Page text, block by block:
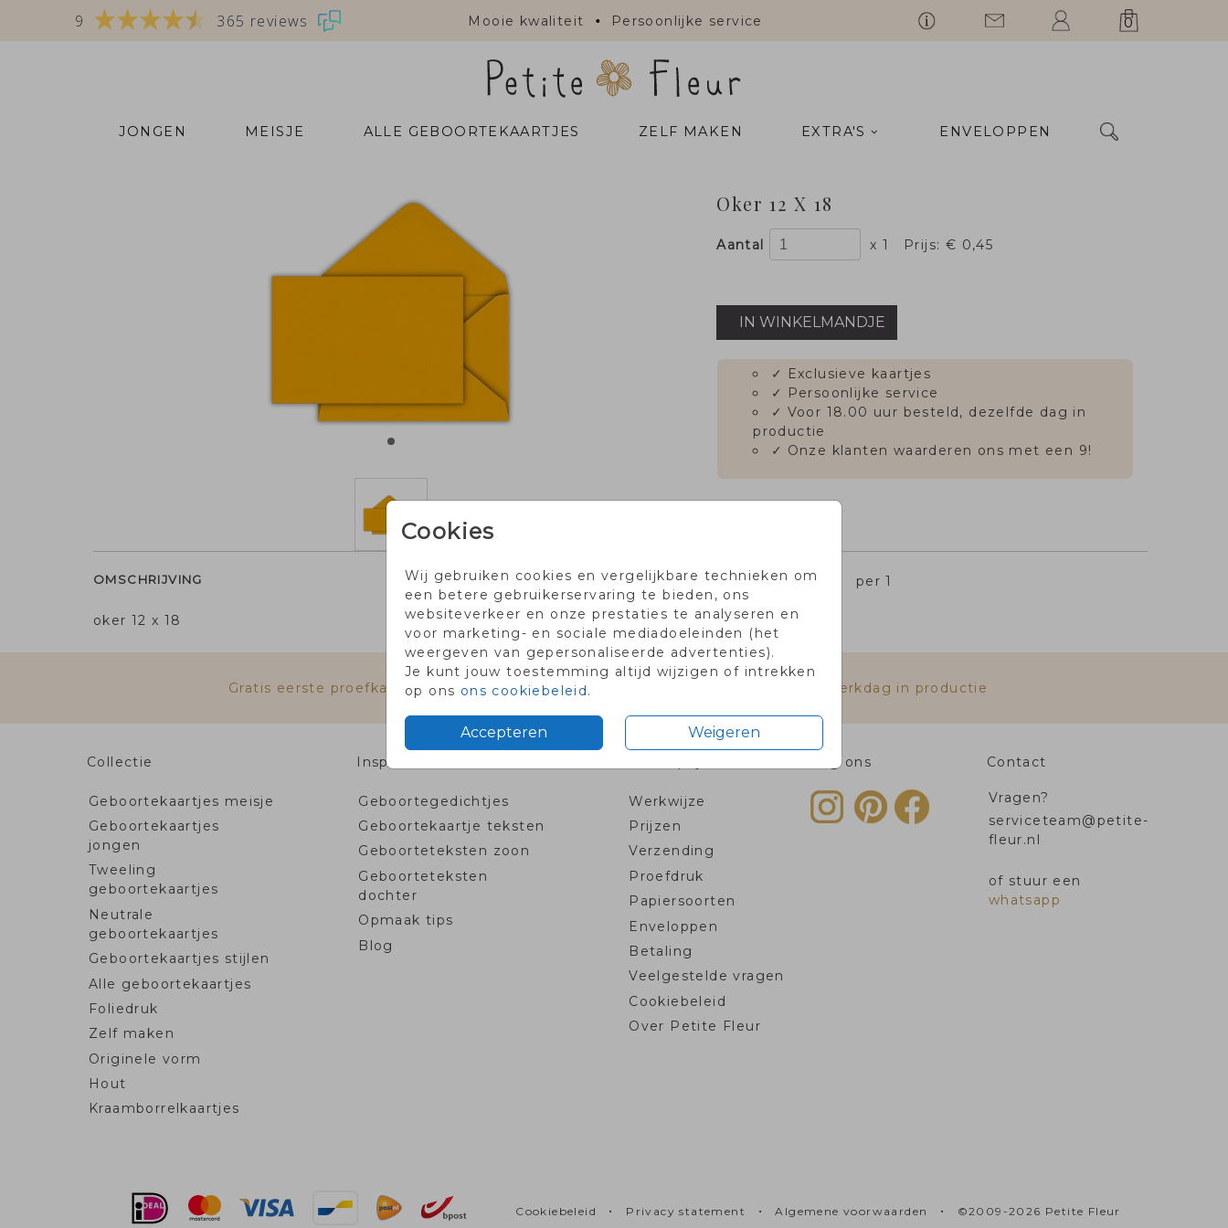
9 365 reviews Mooie kwaliteit Persoonlijke service 0
JONGEN MEISJE ALLE GEBOORTEKAARTJES ZELF MAKEN EXTRA'S ENVELOPPEN
Cookies
Wij gebruiken cookies en vergelijkbare technieken om
een betere gebruikerservaring te bieden, ons
websiteverkeer en onze prestaties te analyseren en
voor marketing- en sociale mediadoeleinden (het
weergeven van gepersonaliseerde advertenties).
Je kunt jouw toestemming altijd wijzigen of intrekken
op ons ons cookiebeleid.
Accepteren Weigeren
Oker 12 X 18
Aantal x 1 Prijs: € 0,45
IN WINKELMANDJE
✓
Exclusieve kaartjes
✓
Persoonlijke service
✓ Voor 18.00 uur besteld, dezelfde dag in
productie
✓ Onze klanten waarderen ons met een 9!
OMSCHRIJVING
oker 12 x 18
Prijs:€ 0,45 per 1
Gratis eerste proefkaartje met code PROEF2026 Voor 18.00 besteld dezelfde werkdag in productie
Collectie
Geboortekaartjes meisje
Geboortekaartjes
jongen
Tweeling
geboortekaartjes
Neutrale
geboortekaartjes
Geboortekaartjes stijlen
Alle geboortekaartjes
Foliedruk
Zelf maken
Originele vorm
Hout
Kraamborrelkaartjes
Inspiratie
Geboortegedichtjes
Geboortekaartje teksten
Geboorteteksten zoon
Geboorteteksten
dochter
Opmaak tips
Blog
Werkwijze
Prijzen
Verzending
Proefdruk
Papiersoorten
Enveloppen
Betaling
Veelgestelde vragen
Cookiebeleid
Over Petite Fleur
Volg ons Contact
Vragen?
serviceteam@petite-
fleur.nl
of stuur een
whatsapp
Cookiebeleid • Privacy statement • Algemene voorwaarden • ©2009-2026 Petite Fleur